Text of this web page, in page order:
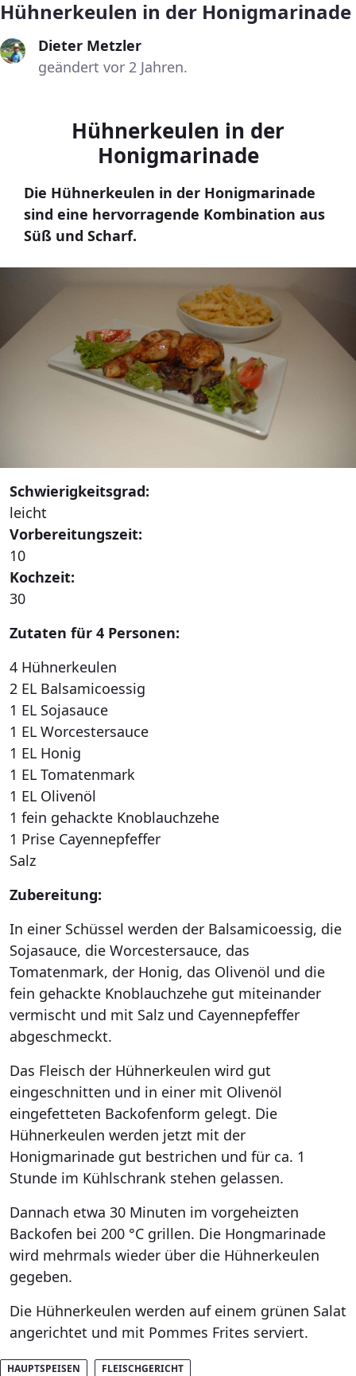
Hühnerkeulen in der Honigmarinade
Dieter Metzler
geändert vor 2 Jahren.
Hühnerkeulen in der
Honigmarinade
Die Hühnerkeulen in der Honigmarinade
sind eine hervorragende Kombination aus
Süß und Scharf.
Schwierigkeitsgrad:
leicht
Vorbereitungszeit:
10
Kochzeit:
30
Zutaten für 4 Personen:
4 Hühnerkeulen
2 EL Balsamicoessig
1 EL Sojasauce
1 EL Worcestersauce
1 EL Honig
1 EL Tomatenmark
1 EL Olivenöl
1 fein gehackte Knoblauchzehe
1 Prise Cayennepfeffer
Salz
Zubereitung:
In einer Schüssel werden der Balsamicoessig, die
Sojasauce, die Worcestersauce, das
Tomatenmark, der Honig, das Olivenöl und die
fein gehackte Knoblauchzehe gut miteinander
vermischt und mit Salz und Cayennepfeffer
abgeschmeckt.
Das Fleisch der Hühnerkeulen wird gut
eingeschnitten und in einer mit Olivenöl
eingefetteten Backofenform gelegt. Die
Hühnerkeulen werden jetzt mit der
Honigmarinade gut bestrichen und für ca. 1
Stunde im Kühlschrank stehen gelassen.
Dannach etwa 30 Minuten im vorgeheizten
Backofen bei 200 °C grillen. Die Hongmarinade
wird mehrmals wieder über die Hühnerkeulen
gegeben.
Die Hühnerkeulen werden auf einem grünen Salat
angerichtet und mit Pommes Frites serviert.
HAUPTSPEISEN FLEISCHGERICHT